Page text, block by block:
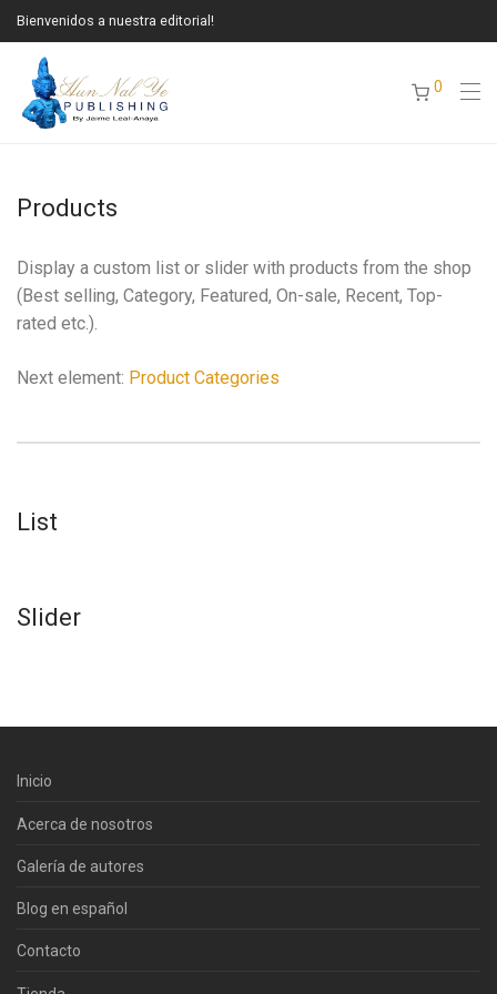
Bienvenidos a nuestra editorial!
0
Products
Display a custom list or slider with products from the shop
(Best selling, Category, Featured, On-sale, Recent, Top-
rated etc.).
Next element: Product Categories
List
Slider
Inicio
Acerca de nosotros
Galería de autores
Blog en español
Contacto